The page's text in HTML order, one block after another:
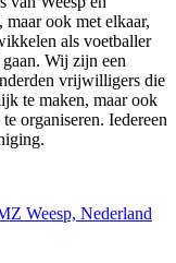
ook met elkaar,
als voetballer
Wij zijn een
vrijwilligers die
te maken, maar ook
organiseren. Iedereen
Weesp, Nederland